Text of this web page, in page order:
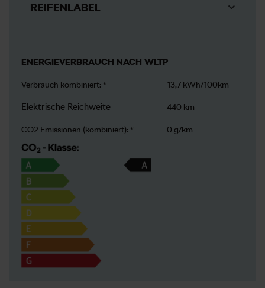
REIFENLABEL
ENERGIEVERBRAUCH NACH WLTP
Verbrauch kombiniert: * 13,7 kWh/100km
Elektrische Reichweite 440 km
CO2 Emissionen (kombiniert): * 0 g/km